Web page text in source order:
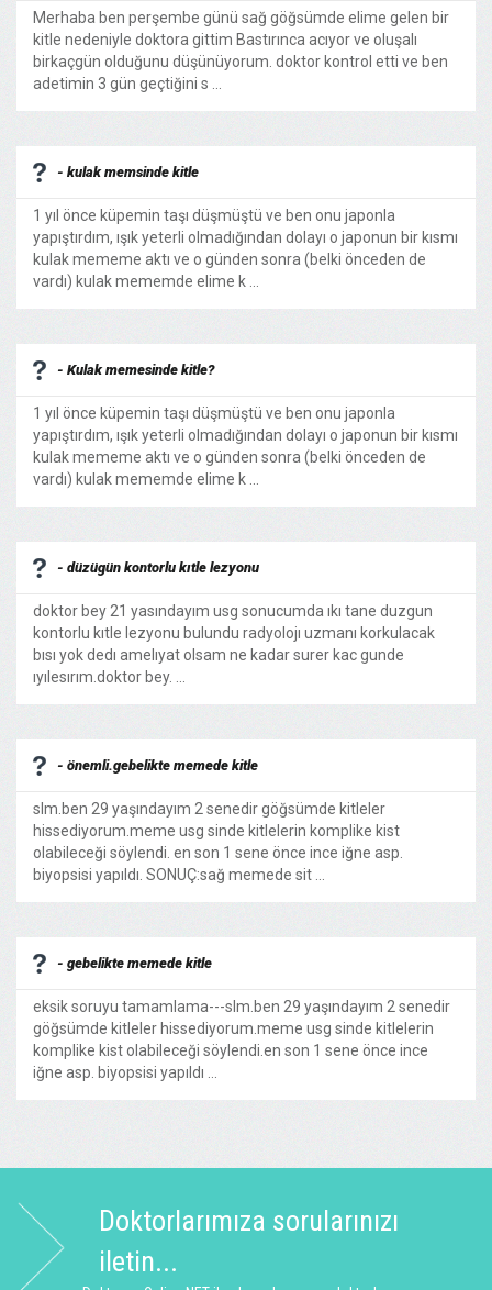
Merhaba ben perşembe günü sağ göğsümde elime gelen bir
kitle nedeniyle doktora gittim Bastırınca acıyor ve oluşalı
birkaçgün olduğunu düşünüyorum. doktor kontrol etti ve ben
adetimin 3 gün geçtiğini s ...
- kulak memsinde kitle
1 yıl önce küpemin taşı düşmüştü ve ben onu japonla
yapıştırdım, ışık yeterli olmadığından dolayı o japonun bir kısmı
kulak mememe aktı ve o günden sonra (belki önceden de
vardı) kulak mememde elime k ...
- Kulak memesinde kitle?
1 yıl önce küpemin taşı düşmüştü ve ben onu japonla
yapıştırdım, ışık yeterli olmadığından dolayı o japonun bir kısmı
kulak mememe aktı ve o günden sonra (belki önceden de
vardı) kulak mememde elime k ...
- düzügün kontorlu kıtle lezyonu
doktor bey 21 yasındayım usg sonucumda ıkı tane duzgun
kontorlu kıtle lezyonu bulundu radyolojı uzmanı korkulacak
bısı yok dedı amelıyat olsam ne kadar surer kac gunde
ıyılesırım.doktor bey. ...
- önemli.gebelikte memede kitle
slm.ben 29 yaşındayım 2 senedir göğsümde kitleler
hissediyorum.meme usg sinde kitlelerin komplike kist
olabileceği söylendi. en son 1 sene önce ince iğne asp.
biyopsisi yapıldı. SONUÇ:sağ memede sit ...
- gebelikte memede kitle
eksik soruyu tamamlama---slm.ben 29 yaşındayım 2 senedir
göğsümde kitleler hissediyorum.meme usg sinde kitlelerin
komplike kist olabileceği söylendi.en son 1 sene önce ince
iğne asp. biyopsisi yapıldı ...
Doktorlarımıza sorularınızı
iletin...